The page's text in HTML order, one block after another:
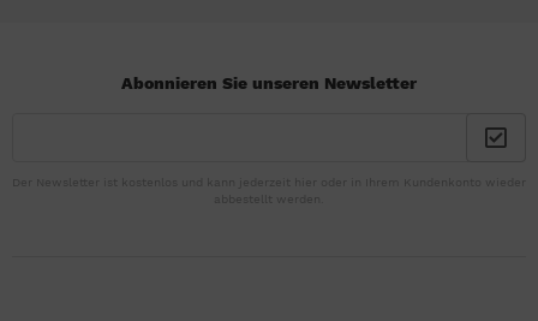
Abonnieren Sie unseren Newsletter
Der Newsletter ist kostenlos und kann jederzeit hier oder in Ihrem Kundenkonto wieder
abbestellt werden.